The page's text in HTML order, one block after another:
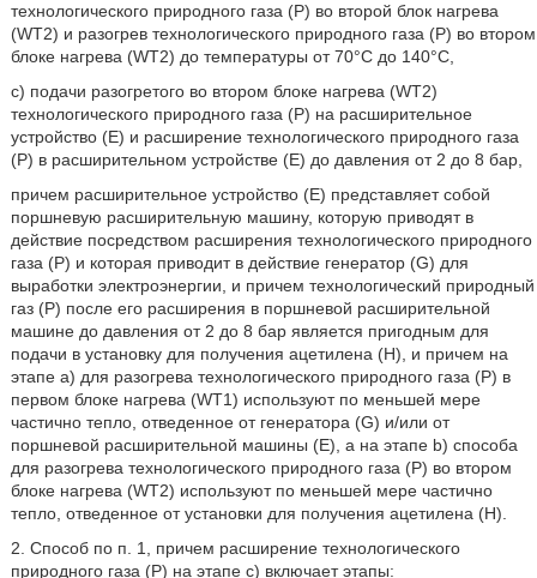
технологического природного газа (Р) во второй блок нагрева
(WT2) и разогрев технологического природного газа (Р) во втором
блоке нагрева (WT2) до температуры от 70°С до 140°С,
c) подачи разогретого во втором блоке нагрева (WT2)
технологического природного газа (Р) на расширительное
устройство (Е) и расширение технологического природного газа
(Р) в расширительном устройстве (Е) до давления от 2 до 8 бар,
причем расширительное устройство (Е) представляет собой
поршневую расширительную машину, которую приводят в
действие посредством расширения технологического природного
газа (Р) и которая приводит в действие генератор (G) для
выработки электроэнергии, и причем технологический природный
газ (Р) после его расширения в поршневой расширительной
машине до давления от 2 до 8 бар является пригодным для
подачи в установку для получения ацетилена (Н), и причем на
этапе а) для разогрева технологического природного газа (Р) в
первом блоке нагрева (WT1) используют по меньшей мере
частично тепло, отведенное от генератора (G) и/или от
поршневой расширительной машины (Е), а на этапе b) способа
для разогрева технологического природного газа (Р) во втором
блоке нагрева (WT2) используют по меньшей мере частично
тепло, отведенное от установки для получения ацетилена (Н).
2. Способ по п. 1, причем расширение технологического
природного газа (Р) на этапе с) включает этапы: